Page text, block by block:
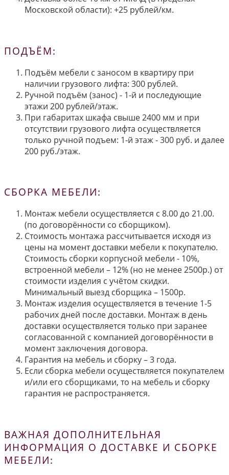
Московской области): +25 рублей/км.
ПОДЪЁМ:
Подъём мебели с заносом в квартиру при
наличии грузового лифта: 300 рублей.
Ручной подъём (занос) - 1-й и последующие
этажи 200 рублей/этаж.
При габаритах шкафа свыше 2400 мм и при
отсутствии грузового лифта осуществляется
только ручной подъем: 1-й этаж - 300 руб. и далее
200 руб./этаж.
СБОРКА МЕБЕЛИ:
Монтаж мебели осуществляется с 8.00 до 21.00.
(по договорённости со сборщиком).
Стоимость монтажа рассчитывается исходя из
цены на момент доставки мебели к покупателю.
Стоимость сборки корпусной мебели - 10%,
встроенной мебели – 12% (но не менее 2500р.) от
стоимости изделия с учётом скидки.
Минимальный выезд сборщика – 1500р.
Монтаж изделия осуществляется в течение 1-5
рабочих дней после доставки. Монтаж в день
доставки осуществляется только при заранее
согласованной с компанией договорённости в
момент заключения договора.
Гарантия на мебель и сборку – 3 года.
Если сборка мебели осуществляется покупателем
и/или его сборщиками, то на мебель и сборку
гарантия не распространяется.
ВАЖНАЯ ДОПОЛНИТЕЛЬНАЯ
ИНФОРМАЦИЯ О ДОСТАВКЕ И СБОРКЕ
МЕБЕЛИ: